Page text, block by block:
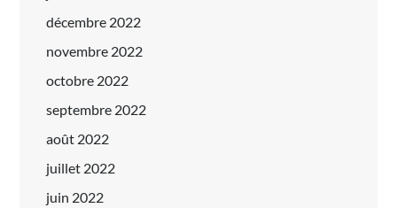
décembre 2022
novembre 2022
octobre 2022
septembre 2022
août 2022
juillet 2022
juin 2022